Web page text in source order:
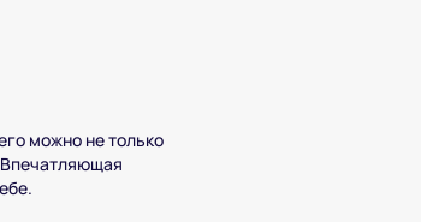
можно не только
Впечатляющая